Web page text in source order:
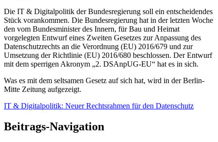
Die IT & Digitalpolitik der Bundesregierung soll ein entscheidendes
Stück vorankommen. Die Bundesregierung hat in der letzten Woche
den vom Bundesminister des Innern, für Bau und Heimat
vorgelegten Entwurf eines Zweiten Gesetzes zur Anpassung des
Datenschutzrechts an die Verordnung (EU) 2016/679 und zur
Umsetzung der Richtlinie (EU) 2016/680 beschlossen. Der Entwurf
mit dem sperrigen Akronym „2. DSAnpUG-EU“ hat es in sich.
Was es mit dem seltsamen Gesetz auf sich hat, wird in der Berlin-
Mitte Zeitung aufgezeigt.
IT & Digitalpolitik: Neuer Rechtsrahmen für den Datenschutz
Beitrags-Navigation